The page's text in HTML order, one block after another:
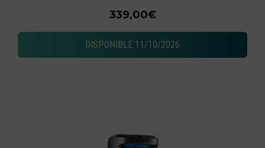
339,00€
DISPONIBLE 11/10/2026